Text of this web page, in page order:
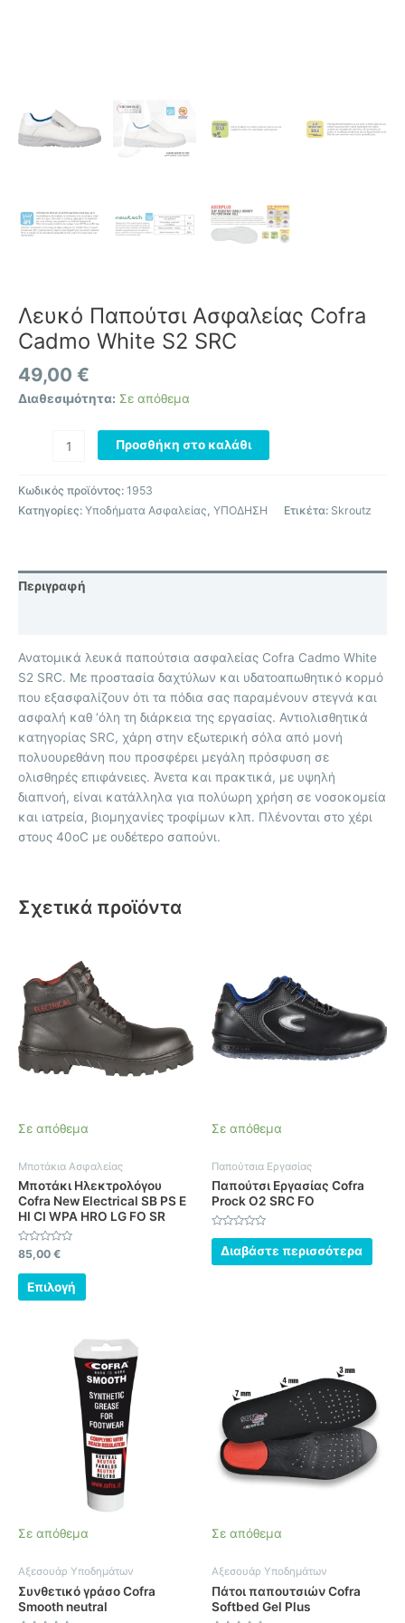
Λευκό Παπούτσι Ασφαλείας Cofra
Cadmo White S2 SRC
49,00 €
Διαθεσιμότητα: Σε απόθεμα
Προσθήκη στο καλάθι
Κωδικός προϊόντος: 1953
Κατηγορίες: Υποδήματα Ασφαλείας ΥΠΟΔΗΣΗ Ετικέτα: Skroutz
Περιγραφή
Ανατομικά λευκά παπούτσια ασφαλείας Cofra Cadmo White
S2 SRC. Με προστασία δαχτύλων και υδατοαπωθητικό κορμό
που εξασφαλίζουν ότι τα πόδια σας παραμένουν στεγνά και
ασφαλή καθ ‘όλη τη διάρκεια της εργασίας. Αντιολισθητικά
κατηγορίας SRC, χάρη στην εξωτερική σόλα από μονή
πολυουρεθάνη που προσφέρει μεγάλη πρόσφυση σε
ολισθηρές επιφάνειες. Άνετα και πρακτικά, με υψηλή
διαπνοή, είναι κατάλληλα για πολύωρη χρήση σε νοσοκομεία
και ιατρεία, βιομηχανίες τροφίμων κλπ. Πλένονται στο χέρι
στους 40οC με ουδέτερο σαπούνι.
Σχετικά προϊόντα
Σε απόθεμα
Μποτάκια Ασφαλείας
Μποτάκι Ηλεκτρολόγου
Cofra New Electrical SB PS E
HI CI WPA HRO LG FO SR
Βαθμολογήθηκε
με
0
από
85,00 €
Επιλογή
το
προϊόν
έχει
πολλαπλές
παραλλαγές.
Οι
επιλογές
στη
σελίδα
του
προϊόντος
Σε απόθεμα
Παπούτσια Εργασίας
Παπούτσι Εργασίας Cofra
Prock O2 SRC FO
Βαθμολογήθηκε
από
Διαβάστε περισσότερα
Σε απόθεμα
Αξεσουάρ Υποδημάτων
Συνθετικό γράσο Cofra
Smooth neutral
Σε απόθεμα
Αξεσουάρ Υποδημάτων
Πάτοι παπουτσιών Cofra
Softbed Gel Plus
προϊόν
έχει
πολλαπλές
παραλλαγές.
επιλογές
στη
σελίδα
του